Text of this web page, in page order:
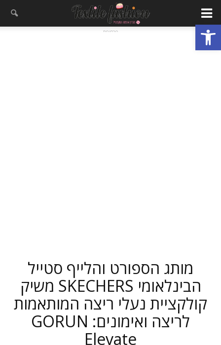
פתח סרגל נגישות - פרסומת -
מותג הספורט והלייף סטייל
הבינלאומי SKECHERS משיק
קולקציית נעלי ריצה המותאמות
לריצה ואימונים: GORUN
Elevate